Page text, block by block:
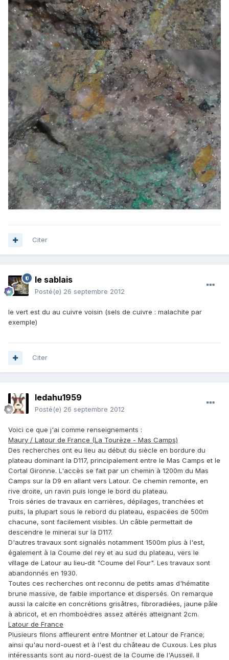
Citer
le sablais
Posté(e) 26 septembre 2012
le vert est du au cuivre voisin (sels de cuivre : malachite par
exemple)
Citer
ledahu1959
Posté(e) 26 septembre 2012
Voici ce que j'ai comme renseignements :
Maury / Latour de France (La Tourèze - Mas Camps)
Des recherches ont eu lieu au début du siècle en bordure du
plateau dominant la D117, principalement entre le Mas Camps et le
Cortal Gironne. L'accès se fait par un chemin à 1200m du Mas
Camps sur la D9 en allant vers Latour. Ce chemin remonte, en
rive droite, un ravin puis longe le bord du plateau.
Trois séries de travaux en carrières, dépilages, tranchées et
puits, la plupart sous le rebord du plateau, espacées de 500m
chacune, sont facilement visibles. Un câble permettait de
descendre le minerai sur la D117.
D'autres travaux sont signalés notamment 1500m plus à l'est,
également à la Coume del rey et au sud du plateau, vers le
village de Latour au lieu-dit "Coume del Four". Les travaux sont
abandonnés en 1930.
Toutes ces recherches ont reconnu de petits amas d'hématite
brune massive, de faible importance et dispersés. On remarque
aussi la calcite en concrétions grisâtres, fibroradiées, jaune pâle
à abricot, et en rhomboèdres assez altérés atteignant 2cm.
Latour de France
Plusieurs filons affleurent entre Montner et Latour de France;
ainsi qu'au nord-ouest et à l'est du château de Cuxous. Les plus
intéressants sont au nord-ouest de la Coume de l'Ausseil. Il